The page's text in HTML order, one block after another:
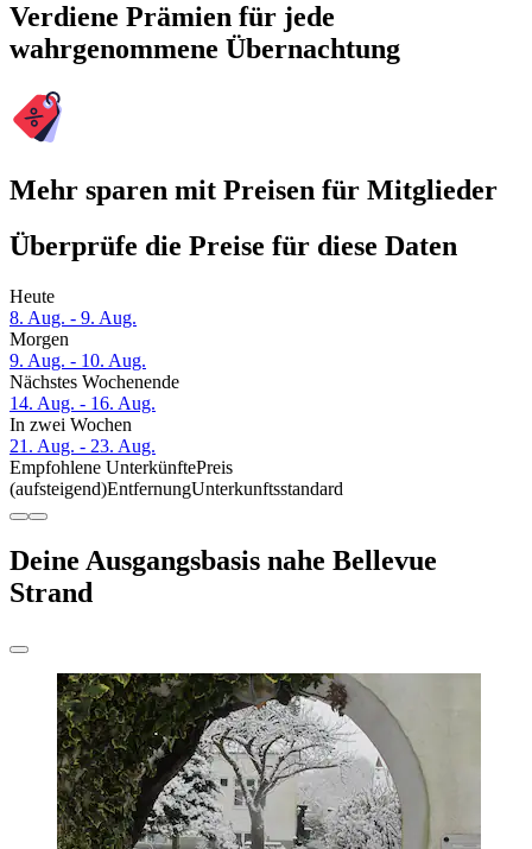
Verdiene Prämien für jede
wahrgenommene Übernachtung
Mehr sparen mit Preisen für Mitglieder
Überprüfe die Preise für diese Daten
Heute
8. Aug. - 9. Aug.
Morgen
9. Aug. - 10. Aug.
Nächstes Wochenende
14. Aug. - 16. Aug.
In zwei Wochen
21. Aug. - 23. Aug.
Empfohlene UnterkünftePreis
(aufsteigend)EntfernungUnterkunftsstandard
Deine Ausgangsbasis nahe Bellevue
Strand